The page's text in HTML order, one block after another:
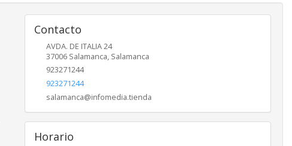
Contacto
AVDA. DE ITALIA 24
37006 Salamanca, Salamanca
923271244
923271244
salamanca@infomedia.tienda
Horario